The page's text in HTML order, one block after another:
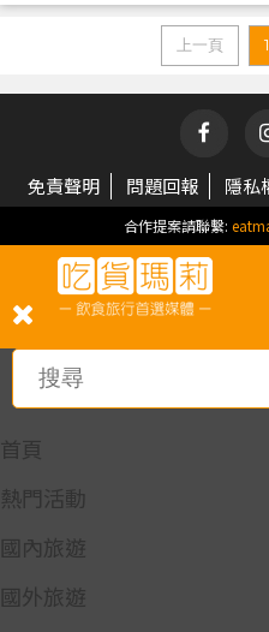
上一頁 1
免責聲明 問題回報 隱私
合作提案請聯繫:
首頁
熱門活動
國內旅遊
國外旅遊